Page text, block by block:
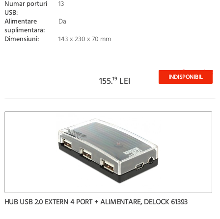
Numar porturi
USB:
13
Alimentare
suplimentara:
Da
Dimensiuni:
143 x 230 x 70 mm
Stoc epuizat
155.19 LEI INDISPONIBIL
HUB USB 2.0 EXTERN 4 PORT + ALIMENTARE, DELOCK 61393